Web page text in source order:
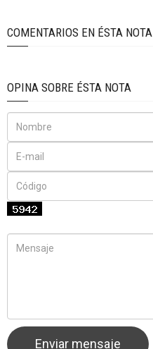
COMENTARIOS EN ÉSTA NOTA
OPINA SOBRE ÉSTA NOTA